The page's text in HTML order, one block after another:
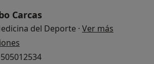
Carcas
del Deporte · Ver más